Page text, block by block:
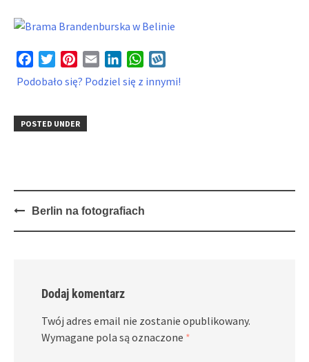
FacebookTwitterPinterest
Email LinkedInWhatsApp
Podobało się? Podziel się z innymi!
POSTED UNDER
PostBerlin na fotografiach
Dodaj komentarz
Twój adres email nie zostanie opublikowany.
Wymagane pola są oznaczone *